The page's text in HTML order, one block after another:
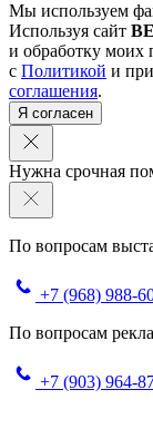
Мы используем
Используя сайт
и обработку моих
с Политикой и
соглашения.
Я согласен
Нужна срочная
По вопросам
+7 (968) 988-
По вопросам
+7 (903) 964-